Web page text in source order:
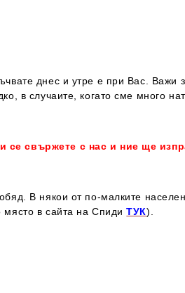
днес и утре е при Вас. Важи
в случаите, когато сме много
свържете с нас и ние ще
В някои от по-малките
място в сайта на СпидиТУК).